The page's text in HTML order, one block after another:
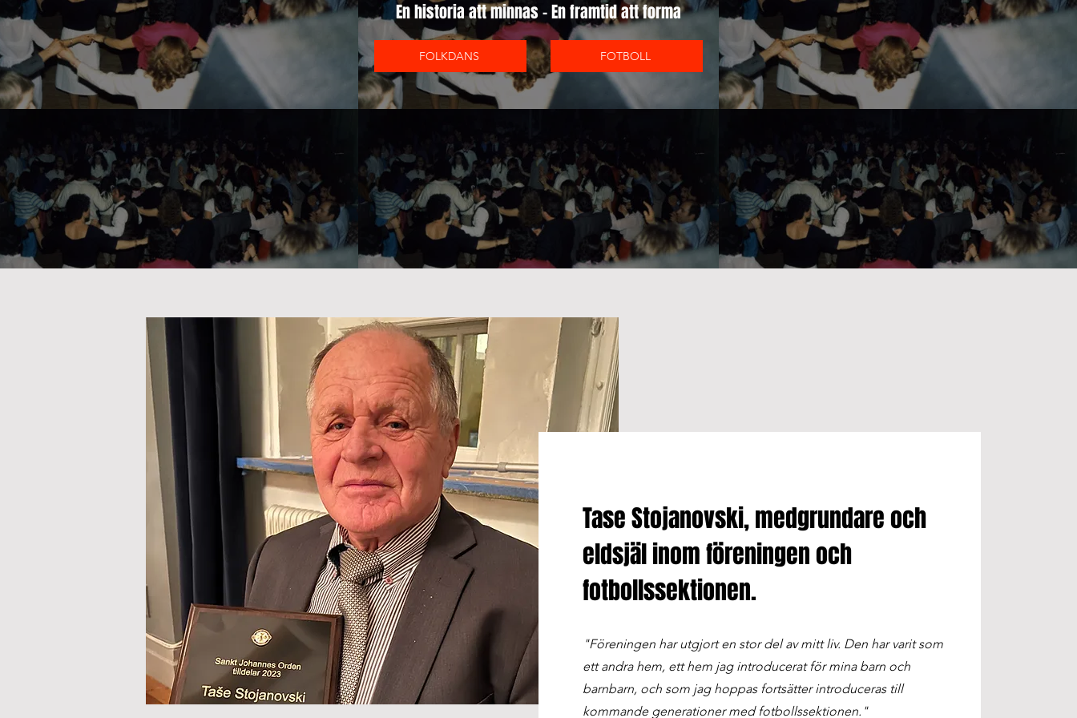
En historia att minnas - En framtid att forma
FOLKDANS FOTBOLL
Tase Stojanovski, medgrundare och
eldsjäl inom föreningen och
fotbollssektionen.
"Föreningen har utgjort en stor del av mitt liv. Den har varit som
ett andra hem, ett hem jag introducerat för mina barn och
barnbarn, och som jag hoppas fortsätter introduceras till
kommande generationer med fotbollssektionen."